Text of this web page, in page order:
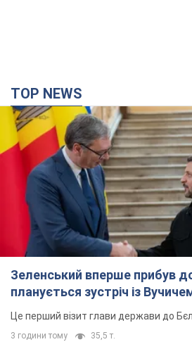
TOP NEWS
Зеленський вперше прибув
планується зустріч із
Це перший візит глави держави до
3 години тому 35,5 т.